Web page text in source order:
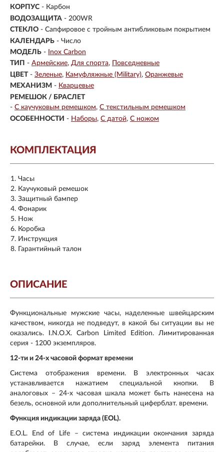
КОРПУС - Карбон
ВОДОЗАЩИТА - 200WR
СТЕКЛО - Сапфировое с тройным антибликовым покрытием
КАЛЕНДАРЬ - Число
МОДЕЛЬ -
Inox Carbon
ТИП - Армейские Для спорта
Повседневные
ЦВЕТ - Зеленые Камуфляжные (Military) Оранжевые
МЕХАНИЗМ - Кварцевые
РЕМЕШОК / БРАСЛЕТ
- С каучуковым ремешком С текстильным ремешком
ОСОБЕННОСТИ - Наборы С датой С ножом
КОМПЛЕКТАЦИЯ
Часы
Каучуковый ремешок
Защитный бампер
Фонарик
Нож
Коробка
Инструкция
Гарантийный талон
ОПИСАНИЕ
Функциональные мужские часы, наделенные швейцарским
качеством, никогда не подведут, в какой бы ситуации вы не
оказались. I.N.O.X. Carbon Limited Edition. Лимитированная
серия - 1200 экземпляров.
12-ти и 24-х часовой формат времени
Система отображения времени. В электронных часах
устанавливается нажатием специальной кнопки. В
аналоговых – 24-х часовая шкала может быть нанесена на
безель, основной или дополнительный циферблат. времени.
Функция индикации заряда (EOL).
E.O.L. End of Life – система индикации окончания заряда
батарейки. В случае, если заряд элемента питания